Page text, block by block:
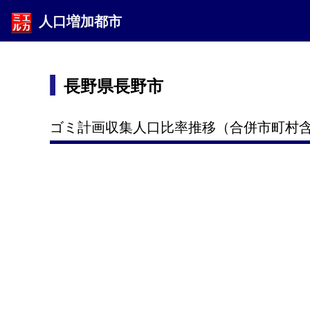
人口増加都市
長野県長野市
ゴミ計画収集人口比率推移（合併市町村